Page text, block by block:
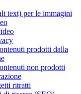
text) per le immagini
prodotti dalla
non prodotti
ritratti